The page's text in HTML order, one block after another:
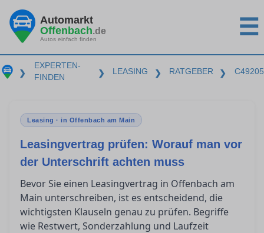
Automarkt
Offenbach.de
Autos einfach finden ☰
❯
EXPERTEN-
FINDEN
❯ LEASING ❯ RATGEBER ❯ C49205
Leasing · in Offenbach am Main
Leasingvertrag prüfen: Worauf man vor
der Unterschrift achten muss
Bevor Sie einen Leasingvertrag in Offenbach am
Main unterschreiben, ist es entscheidend, die
wichtigsten Klauseln genau zu prüfen. Begriffe
wie Restwert, Sonderzahlung und Laufzeit